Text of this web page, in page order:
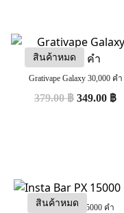
สินค้าหมด
Grativape Galaxy 30,000 คำ
379.00฿ 349.00 ฿
สินค้าหมด
Insta Bar PX 15000 คำ